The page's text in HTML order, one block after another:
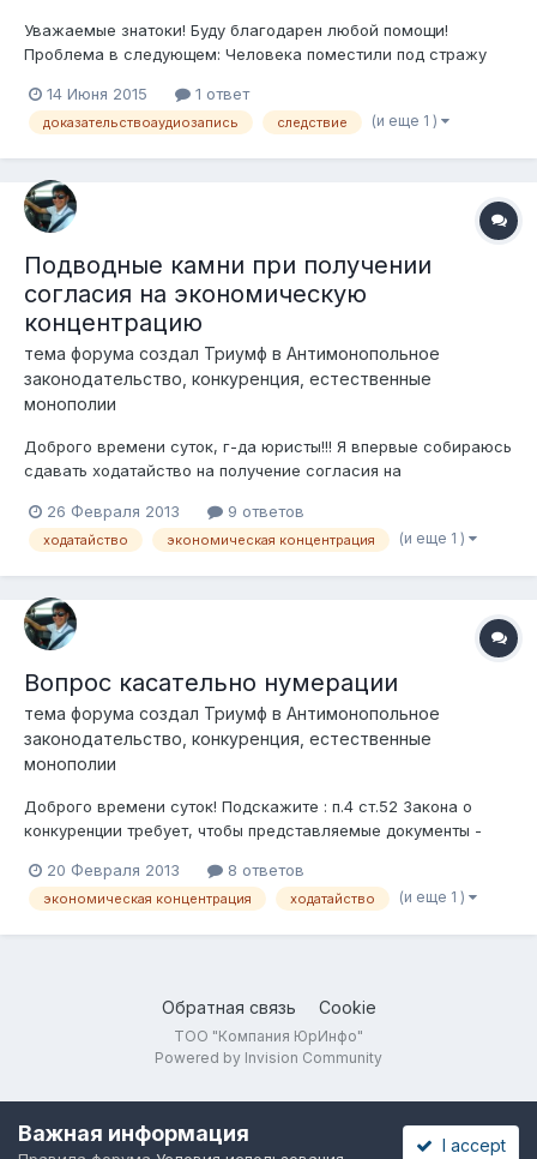
Уважаемые знатоки! Буду благодарен любой помощи!
Проблема в следующем: Человека поместили под стражу
находился за несколько десятков км,при этом вел
переговоры по мобильной связи(актив,теле2). Нужно
14 Июня 2015 1 ответ
доказательствоаудиозапись следствие (и еще 1 )
Подводные камни при получении
согласия на экономическую
концентрацию
тема форума создал Триумф в Антимонопольное
законодательство, конкуренция, естественные
монополии
Доброго времени суток, г-да юристы!!! Я впервые собираюсь
сдавать ходатайство на получение согласия на
согласно ст. 53 и 52 Закона о Конкуренции. Интересует
вопрос, какие есть подводные камни? на что еще нужно
26 Февраля 2013 9 ответов
ходатайство экономическая концентрация (и еще 1 )
Вопрос касательно нумерации
тема форума создал Триумф в Антимонопольное
законодательство, конкуренция, естественные
монополии
Доброго времени суток! Подскажите : п.4 ст.52 Закона о
конкуренции требует, чтобы представляемые документы -
пронумеровать ориганалы с апостилем...Не факт, что АЗК
примет ходатайства на рассмотрение. Соответственно,
20 Февраля 2013 8 ответов
экономическая концентрация ходатайство (и еще 1 )
Обратная связь Cookie
ТОО "Компания ЮрИнфо"
Powered by Invision Community
Важная информация I accept